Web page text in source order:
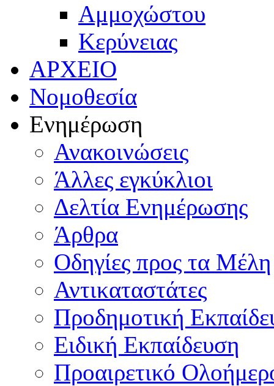
Αμμοχώστου
Κερύνειας
ΑΡΧΕΙΟ
Νομοθεσία
Ενημέρωση
Ανακοινώσεις
Άλλες εγκύκλιοι
Δελτία Ενημέρωσης
Άρθρα
Οδηγίες προς τα Μέλη
Αντικαταστάτες
Προδημοτική
Ειδική Εκπαίδευση
Προαιρετικό